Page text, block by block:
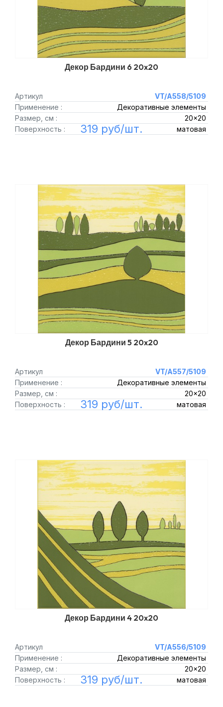
Декор Бардини 6 20x20
Артикул
VT/A558/5109
Применение :
Декоративные элементы
Размер, см :
20x20
Поверхность :
матовая
319 руб/шт.
Декор Бардини 5 20x20
Артикул
VT/A557/5109
Применение :
Декоративные элементы
Размер, см :
20x20
Поверхность :
матовая
319 руб/шт.
Декор Бардини 4 20x20
Артикул
VT/A556/5109
Применение :
Декоративные элементы
Размер, см :
20x20
Поверхность :
матовая
319 руб/шт.